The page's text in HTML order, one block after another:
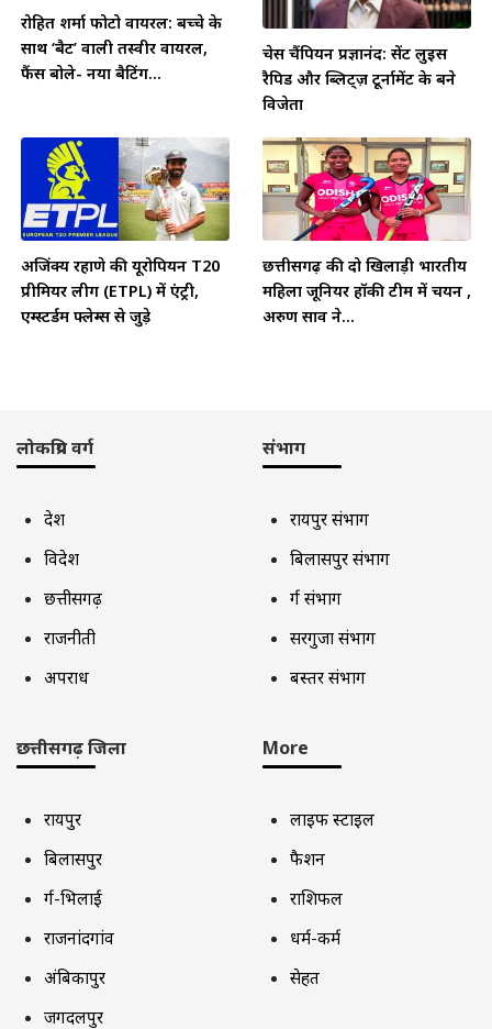
रोहित शर्मा फोटो वायरल: बच्चे के
साथ ‘बैट’ वाली तस्वीर वायरल,
फैंस बोले- नया बैटिंग...
चेस चैंपियन प्रज्ञानंद: सेंट लुइस
रैपिड और ब्लिट्ज़ टूर्नामेंट के बने
विजेता
अजिंक्य रहाणे की यूरोपियन T20
प्रीमियर लीग (ETPL) में एंट्री,
एम्स्टर्डम फ्लेम्स से जुड़े
छत्तीसगढ़ की दो खिलाड़ी भारतीय
महिला जूनियर हॉकी टीम में चयन ,
अरुण साव ने...
लोकप्रिय वर्ग
देश
विदेश
छत्तीसगढ़
राजनीती
अपराध
संभाग
रायपुर संभाग
बिलासपुर संभाग
दुर्ग संभाग
सरगुजा संभाग
बस्तर संभाग
छत्तीसगढ़ जिला
रायपुर
बिलासपुर
दुर्ग-भिलाई
राजनांदगांव
अंबिकापुर
जगदलपुर
More
लाइफ स्टाइल
फैशन
राशिफल
धर्म-कर्म
सेहत